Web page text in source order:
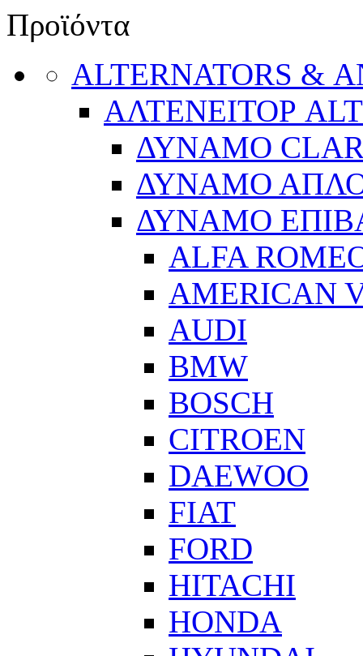
Προϊόντα
ALTERNATORS &
ΑΛΤΕΝΕΙΤΟΡ
ΔΥΝΑΜΟ
ΔΥΝΑΜΟ
ΔΥΝΑΜΟ
ALFA
AMERICAN
AUDI
BMW
BOSCH
CITROEN
DAEWOO
FIAT
FORD
HITACHI
HONDA